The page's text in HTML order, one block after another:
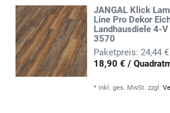
JANGAL Klick
Line Pro Dekor
Landhausdiele 4-
3570
24,44
18,90 € /
* inkl. ges. MwSt. zzgl.